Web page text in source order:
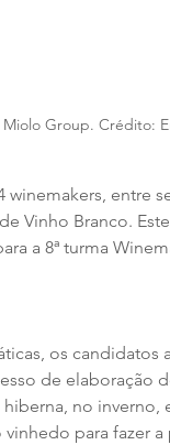
Miolo Group. Crédito:
entre
Vinho Branco.
a 8ª turma
os
de elaboração
no inverno,
vinhedo para fazer